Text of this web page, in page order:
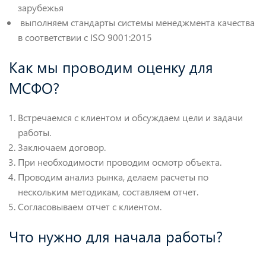
зарубежья
выполняем стандарты системы менеджмента качества
в соответствии с ISO 9001:2015
Как мы проводим оценку для
МСФО?
Встречаемся с клиентом и обсуждаем цели и задачи
работы.
Заключаем договор.
При необходимости проводим осмотр объекта.
Проводим анализ рынка, делаем расчеты по
нескольким методикам, составляем отчет.
Согласовываем отчет с клиентом.
Что нужно для начала работы?